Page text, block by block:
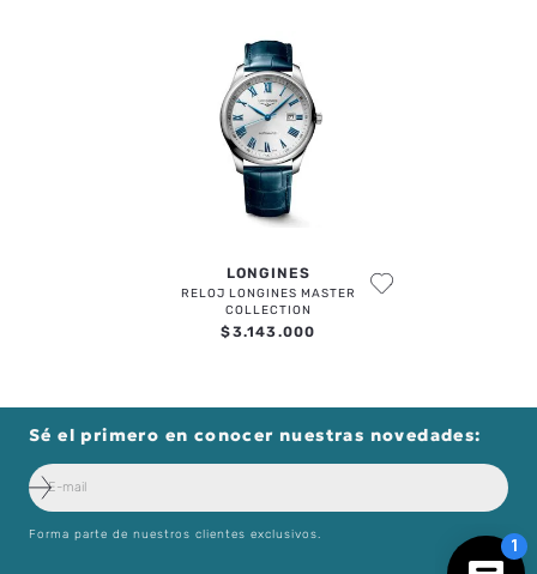
LONGINES
RELOJ LONGINES MASTER
COLLECTION
$3.143.000
Sé el primero en conocer nuestras novedades:
Forma parte de nuestros clientes exclusivos.